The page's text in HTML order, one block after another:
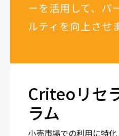
ーを活用して、パ
ルティを向上させ
Criteoリセ
ラム
小売市場での利用に特